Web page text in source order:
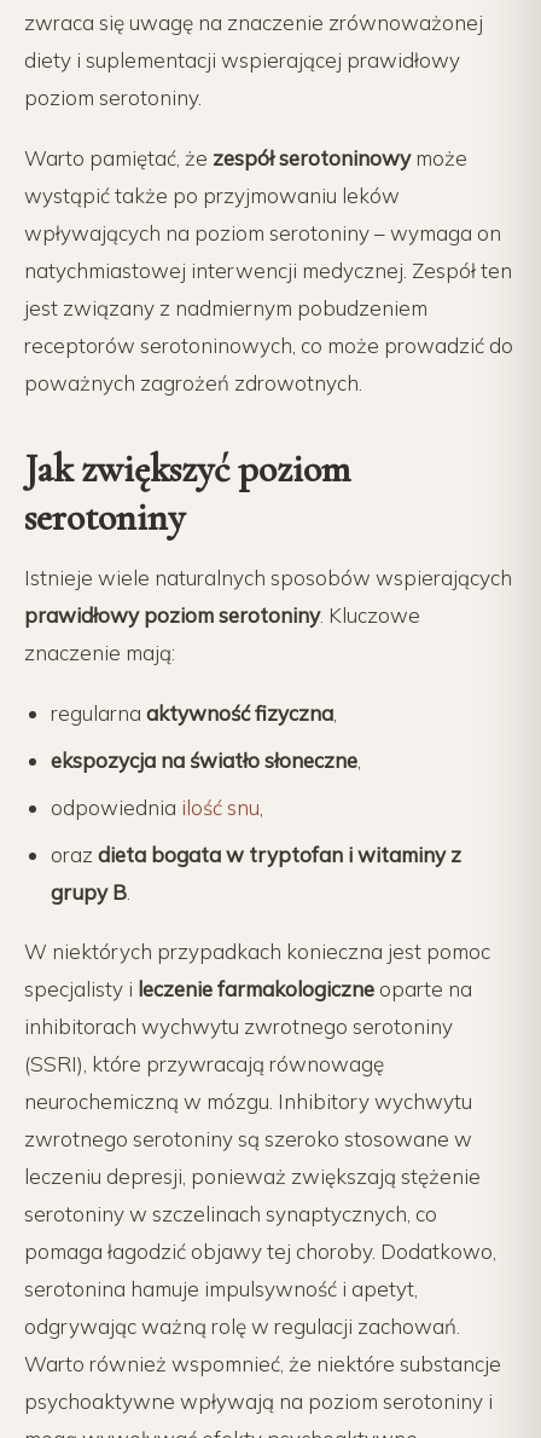
zwraca się uwagę na znaczenie zrównoważonej
diety i suplementacji wspierającej prawidłowy
poziom serotoniny.
Warto pamiętać, że zespół serotoninowymoże
wystąpić także po przyjmowaniu leków
wpływających na poziom serotoniny – wymaga on
natychmiastowej interwencji medycznej. Zespół ten
jest związany z nadmiernym pobudzeniem
receptorów serotoninowych, co może prowadzić do
poważnych zagrożeń zdrowotnych.
Jak zwiększyć poziom
serotoniny
Istnieje wiele naturalnych sposobów wspierających
prawidłowy poziom serotoniny. Kluczowe
znaczenie mają:
regularna aktywność fizyczna
ekspozycja na światło słoneczne
odpowiednia ilość snu
oraz dieta bogata w tryptofan i witaminy z
grupy B
W niektórych przypadkach konieczna jest pomoc
specjalisty i leczenie farmakologiczne oparte na
inhibitorach wychwytu zwrotnego serotoniny
(SSRI), które przywracają równowagę
neurochemiczną w mózgu. Inhibitory wychwytu
zwrotnego serotoniny są szeroko stosowane w
leczeniu depresji, ponieważ zwiększają stężenie
serotoniny w szczelinach synaptycznych, co
pomaga łagodzić objawy tej choroby. Dodatkowo,
serotonina hamuje impulsywność i apetyt,
odgrywając ważną rolę w regulacji zachowań.
Warto również wspomnieć, że niektóre substancje
psychoaktywne wpływają na poziom serotoniny i